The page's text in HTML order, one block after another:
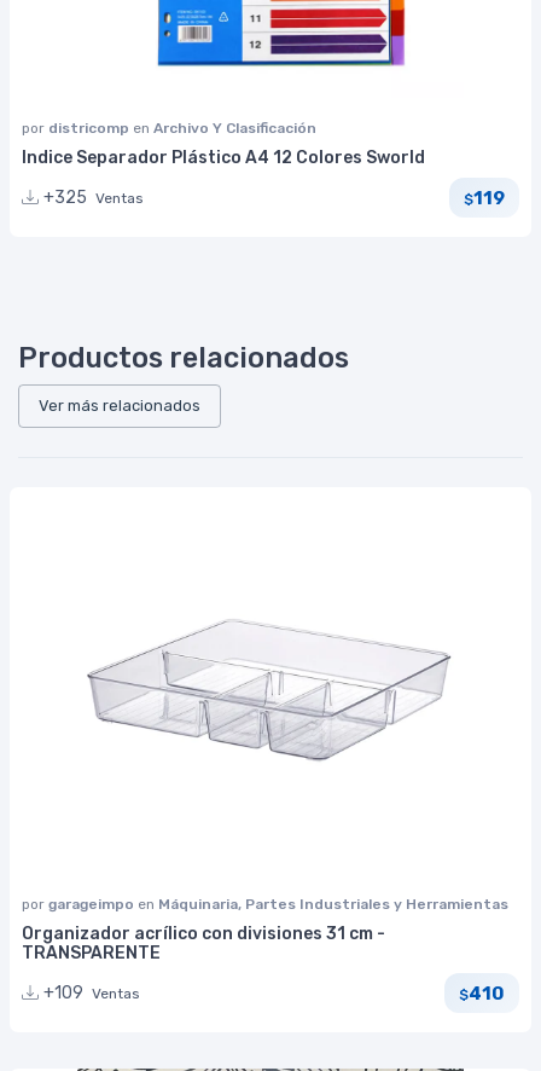
por districomp en Archivo Y Clasificación
Indice Separador Plástico A4 12 Colores Sworld
+325 Ventas $119
Productos relacionados
Ver más relacionados
por garageimpo en Máquinaria, Partes Industriales y Herramientas
Organizador acrílico con divisiones 31 cm -
TRANSPARENTE
+109 Ventas $410